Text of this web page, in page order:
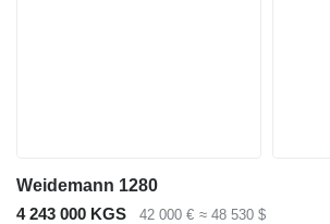
Weidemann 1280
4 243 000 KGS
42 000 € ≈ 48 530 $